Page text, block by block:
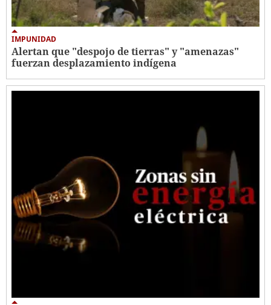
IMPUNIDAD
Alertan que "despojo de tierras" y "amenazas"
fuerzan desplazamiento indígena